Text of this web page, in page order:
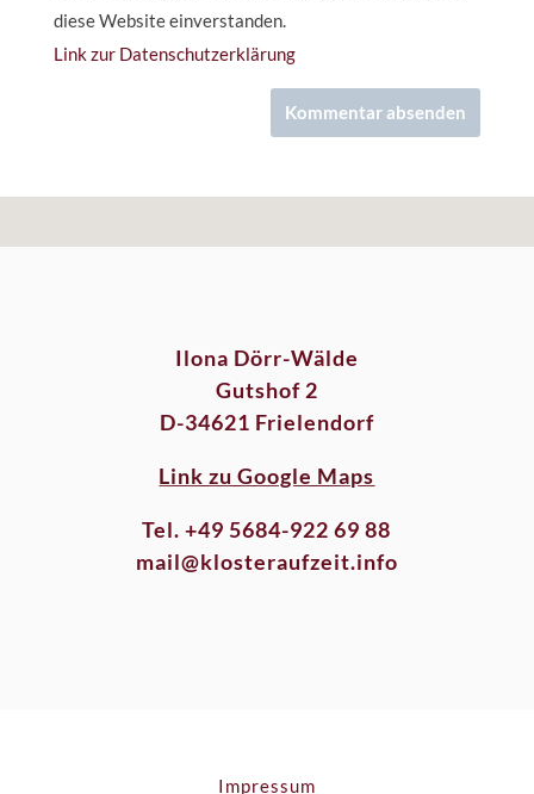
diese Website einverstanden.
Link zur Datenschutzerklärung
Ilona Dörr-Wälde
Gutshof 2
D-34621 Frielendorf
Link zu Google Maps
Tel. +49 5684-922 69 88
mail@klosteraufzeit.info
Impressum